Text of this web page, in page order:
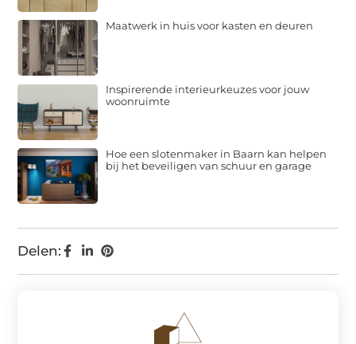
Delen:
Maatwerk in huis voor kasten en deuren
Inspirerende interieurkeuzes voor jouw
woonruimte
Hoe een slotenmaker in Baarn kan helpen
bij het beveiligen van schuur en garage